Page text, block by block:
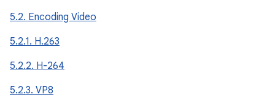
5.2. Encoding Video
5.2.1. H.263
5.2.2. H-264
5.2.3. VP8